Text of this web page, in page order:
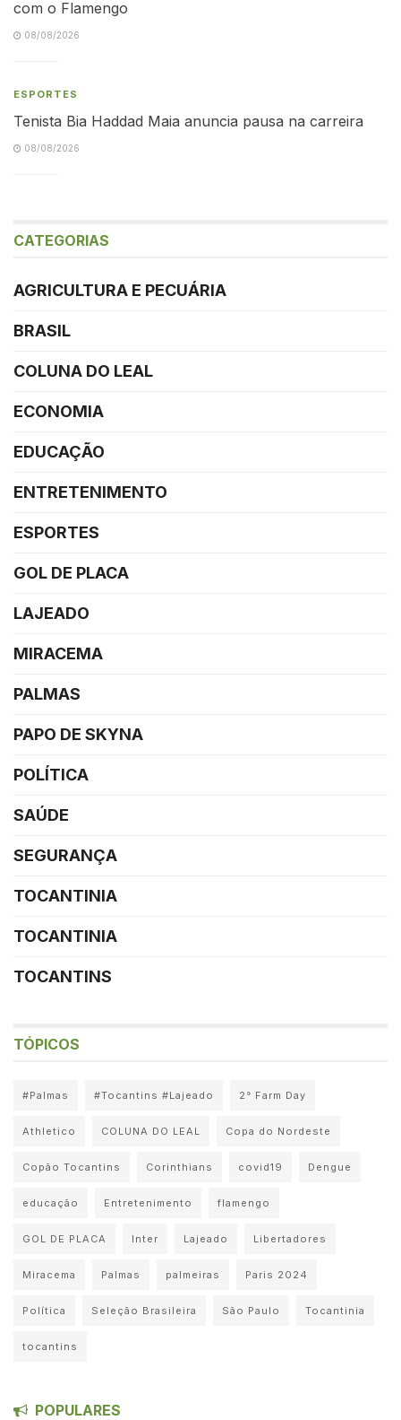
com o Flamengo
08/08/2026
ESPORTES
Tenista Bia Haddad Maia anuncia pausa na carreira
08/08/2026
CATEGORIAS
AGRICULTURA E PECUÁRIA
BRASIL
COLUNA DO LEAL
ECONOMIA
EDUCAÇÃO
ENTRETENIMENTO
ESPORTES
GOL DE PLACA
LAJEADO
MIRACEMA
PALMAS
PAPO DE SKYNA
POLÍTICA
SAÚDE
SEGURANÇA
TOCANTINIA
TOCANTINIA
TOCANTINS
TÓPICOS
#Palmas #Tocantins #Lajeado 2° Farm Day
Athletico COLUNA DO LEAL Copa do Nordeste
Copão Tocantins Corinthians covid19 Dengue
educação Entretenimento flamengo
GOL DE PLACA Inter Lajeado Libertadores
Miracema Palmas palmeiras Paris 2024
Política Seleção Brasileira São Paulo Tocantinia
tocantins
POPULARES